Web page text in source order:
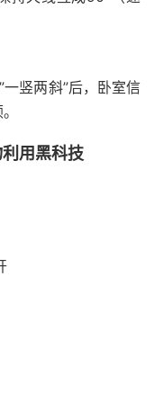
竖两斜”后，卧室信
用黑科技